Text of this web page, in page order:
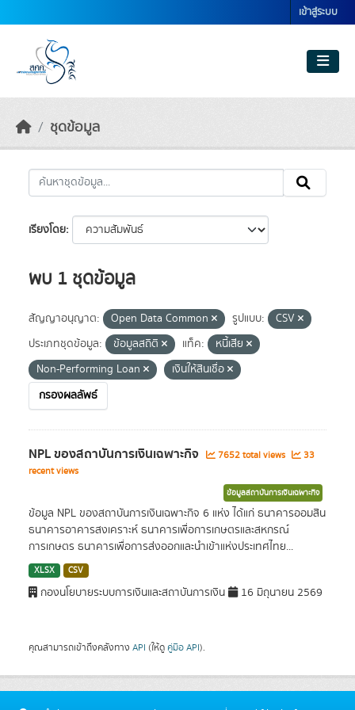
เข้าสู่ระบบ
ชุดข้อมูล
เรียงโดย
พบ 1 ชุดข้อมูล
สัญญาอนุญาต: Open Data Common รูปแบบ:
CSV
ประเภทชุดข้อมูล:
ข้อมูลสถิติ แท็ค:
หนี้เสีย
Non-Performing Loan
เงินให้สินเชื่อ
กรองผลลัพธ์
NPL ของสถาบันการเงินเฉพาะกิจ 7652 total views
33
recent views
ข้อมูลสถาบันการเงินเฉพาะกิจ
ข้อมูล NPL ของสถาบันการเงินเฉพาะกิจ 6 แห่ง ได้แก่ ธนาคารออมสิน
ธนาคารอาคารสงเคราะห์ ธนาคารเพื่อการเกษตรและสหกรณ์
การเกษตร ธนาคารเพื่อการส่งออกและนำเข้าแห่งประเทศไทย...
XLSX CSV
กองนโยบายระบบการเงินและสถาบันการเงิน 16 มิถุนายน 2569
คุณสามารถเข้าถึงคลังทาง API (ให้ดู คู่มือ API).